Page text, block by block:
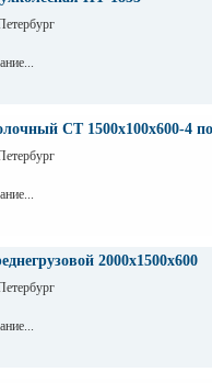
СТ 1500х100х600-4
2000х1500х600